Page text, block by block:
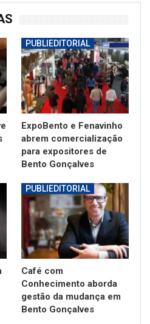
PUBLIEDITORIAL
ExpoBento e Fenavinho
abrem comercialização
para expositores de
Bento Gonçalves
PUBLIEDITORIAL
Café com
Conhecimento aborda
gestão da mudança em
Bento Gonçalves